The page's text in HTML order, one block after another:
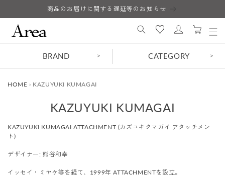
進む
商品のお届けに関する遅延等のお知らせ
ロ
イ
カ
ー
BRAND > CATEGORY >
HOME › KAZUYUKI KUMAGAI
コ
レ
シ
ョ
KAZUYUKI KUMAGAI
KAZUYUKI KUMAGAI ATTACHMENT (カズユキクマガイ アタッチメン
ト)
デザイナー: 熊谷和幸
イッセイ・ミヤケ等を経て、1999年 ATTACHMENTを設立。